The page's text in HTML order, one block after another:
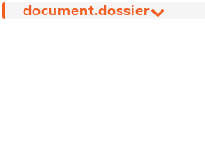
document.dossier